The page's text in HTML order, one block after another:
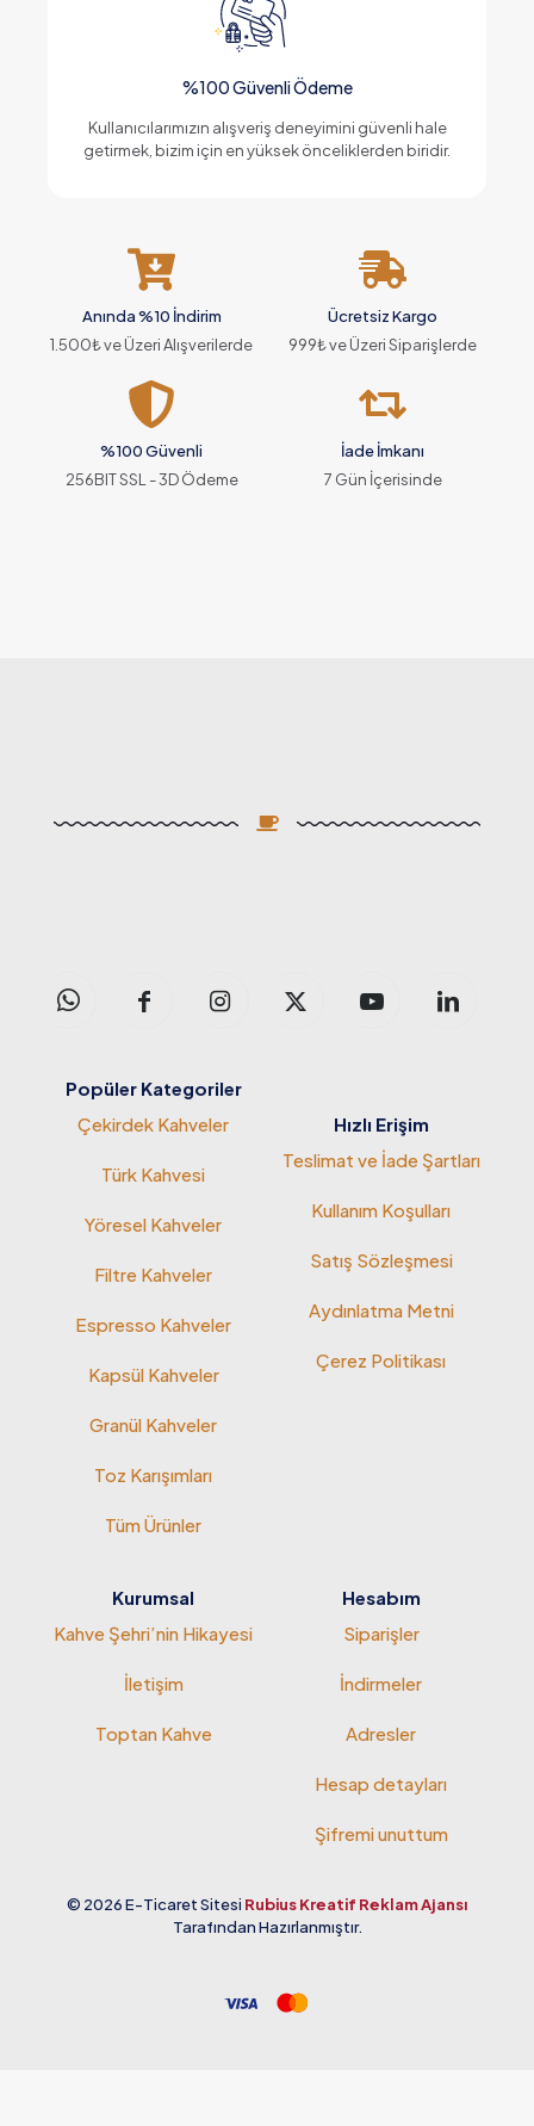
%100 Güvenli Ödeme
Kullanıcılarımızın alışveriş deneyimini güvenli hale
getirmek, bizim için en yüksek önceliklerden biridir.
Anında %10 İndirim
1.500₺ ve Üzeri Alışverilerde
Ücretsiz Kargo
999₺ ve Üzeri Siparişlerde
%100 Güvenli
256BIT SSL - 3D Ödeme
İade İmkanı
7 Gün İçerisinde
200 gr.
Popüler Kategoriler
Çekirdek Kahveler
Türk Kahvesi
Yöresel Kahveler
Filtre Kahveler
Espresso Kahveler
Kapsül Kahveler
Granül Kahveler
Toz Karışımları
Tüm Ürünler
Hızlı Erişim
Teslimat ve İade Şartları
Kullanım Koşulları
Satış Sözleşmesi
Aydınlatma Metni
Çerez Politikası
Kurumsal
Kahve Şehri’nin Hikayesi
İletişim
Toptan Kahve
Hesabım
Siparişler
İndirmeler
Adresler
Hesap detayları
Şifremi unuttum
© 2026 E-Ticaret Sitesi Rubius Kreatif Reklam Ajansı
Tarafından Hazırlanmıştır.